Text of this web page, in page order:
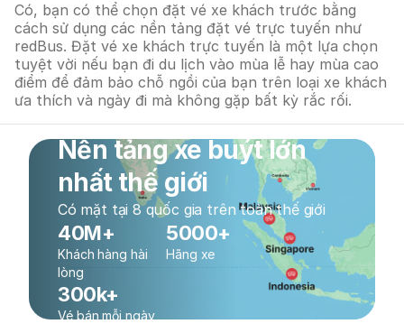
Có, bạn có thể chọn đặt vé xe khách trước bằng
cách sử dụng các nền tảng đặt vé trực tuyến như
redBus. Đặt vé xe khách trực tuyến là một lựa chọn
tuyệt vời nếu bạn đi du lịch vào mùa lễ hay mùa cao
điểm để đảm bảo chỗ ngồi của bạn trên loại xe khách
ưa thích và ngày đi mà không gặp bất kỳ rắc rối.
Nền tảng xe buýt lớn
nhất thế giới
Có mặt tại 8 quốc gia trên toàn thế giới
40M+
Khách hàng hài
lòng
5000+
Hãng xe
300k+
Vé bán mỗi ngày